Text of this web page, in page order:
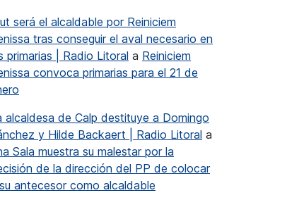
será el alcaldable por Reiniciem
tras conseguir el aval necesario en
primarias | Radio Litoral a Reiniciem
convoca primarias para el 21 de
alcaldesa de Calp destituye a Domingo
y Hilde Backaert | Radio Litoral a
Sala muestra su malestar por la
de la dirección del PP de colocar
antecesor como alcaldable